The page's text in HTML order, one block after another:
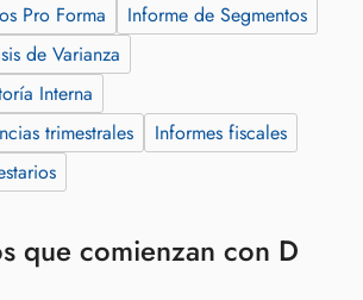
Pro Forma
Informe de Segmentos
de Varianza
Interna
trimestrales
Informes fiscales
que comienzan con D